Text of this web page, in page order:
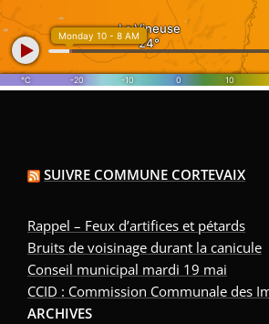
SUIVRE COMMUNE CORTEVAIX
Rappel – Feux d’artifices et pétards
Bruits de voisinage durant la canicule
Conseil municipal mardi 19 mai
CCID : Commission Communale des
ARCHIVES